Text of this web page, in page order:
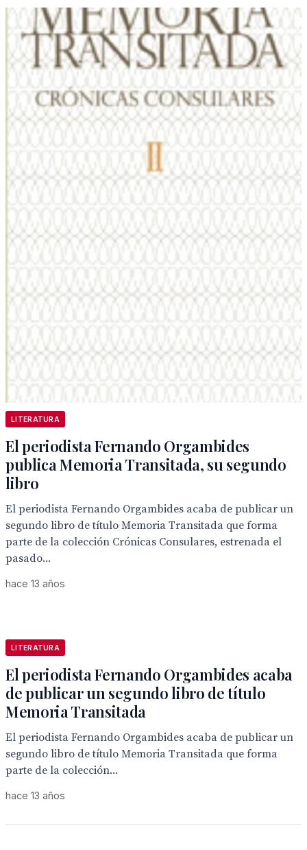
LITERATURA
El periodista Fernando Orgambides
publica Memoria Transitada, su segundo
libro
El periodista Fernando Orgambides acaba de publicar un
segundo libro de título Memoria Transitada que forma
parte de la colección Crónicas Consulares, estrenada el
pasado...
hace 13 años
LITERATURA
El periodista Fernando Orgambides acaba
de publicar un segundo libro de título
Memoria Transitada
El periodista Fernando Orgambides acaba de publicar un
segundo libro de título Memoria Transitada que forma
parte de la colección...
hace 13 años